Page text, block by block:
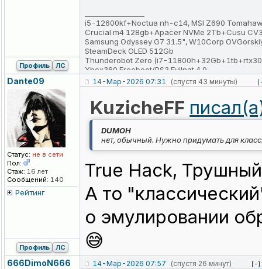
i5-12600kf+Noctua nh-c14, MSI Z690
Crucial m4 128gb+Apacer NVMe 2Tb+Cusu
Samsung Odyssey G7 31.5", W10Corp
SteamDeck OLED 512Gb
Thunderobot Zero (i7-
Xbox360 Freeboot/PS3 Evilnat 4.9
Профиль ЛС
Dante09
Статус: не в сети
Пол:
Стаж: 16 лет
Сообщений: 140
Рейтинг
14-Мар-2026 07:31 (спустя 43 минуты)
KuzicheFF
DUMOH
нет, обычный. Нужно придумать для
True Hack,
А то
о эмулировании
😅
Профиль ЛС
666DimoN666 14-Мар-2026 07:57 (спустя 26 минут) [-]